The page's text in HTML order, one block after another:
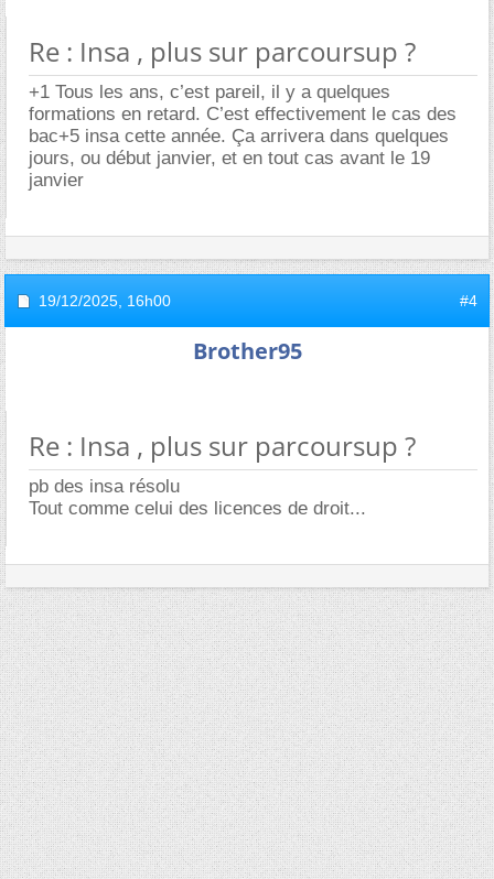
Re : Insa , plus sur parcoursup ?
+1 Tous les ans, c’est pareil, il y a quelques
formations en retard. C’est effectivement le cas des
bac+5 insa cette année. Ça arrivera dans quelques
jours, ou début janvier, et en tout cas avant le 19
janvier
19/12/2025, 16h00 #4
Brother95
Re : Insa , plus sur parcoursup ?
pb des insa résolu
Tout comme celui des licences de droit...